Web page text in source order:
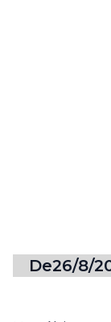
De26/8/